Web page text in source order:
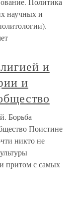
научных и
и
и
Борьба
Поистине
никто не
притом с самых